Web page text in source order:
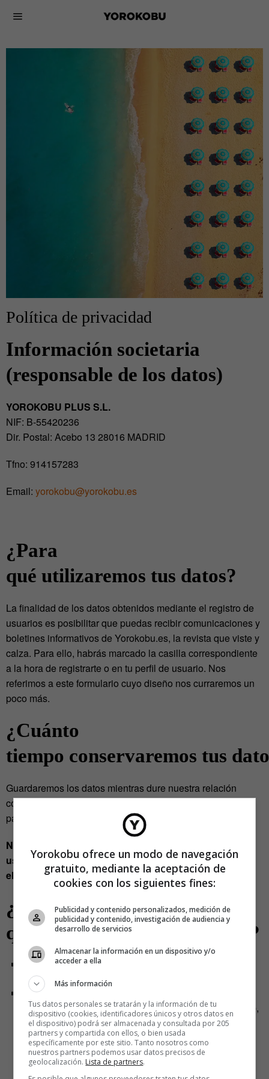
Política de privacidad
Información societaria
(responsable de los datos)
YOROKOBU PLUS S.L.
NIF: B-55420236
Dir. Postal: Acebo 13 28016 MADRID
Tfno: 914157283
Email: yorokobu@yorokobu.es
¿Para
qué utilizaremos tus datos?
La finalidad de los datos obtenidos mediante el registro de
usuarios es posibilitar que puedas recibir comunicaciones y
boletines informativos de Yorokobu.es, la revista que viste y
calza. Para ello, habrás marcado la casilla correspondiente
a la hora de registrarte o en tu perfil de usuario. Nos
referimos a este formulario cuyo diseño nos curraremos un
poco más.
¿Cuánto
tiempo conservaremos tus
Guardaremos los datos mientras dure nuestra relación
contigo (porfa, que sea mucho tiempo) y quieras formar
parte de la comunidad de Yorokobu.es.
No utilizamos tus datos para la creación de perfiles de
usuario o tomar decisiones automatizadas basadas en
ellos.
¿Con
quién compartimos tus datos?
No se realizará ningún tipo de cesión o transferencia a
terceros.
Cuando aceptas recibir las comunicaciones de
Yorokobuse realiza una cesión de datos a MailChimp,
servicio de envío de newsletters y que actua como
procesador de datos. El único dato obligatorio es el
estrictamente necesario para enviarte el boletín: la
dirección de correo electrónico. Si quieres, puedes
Yorokobu ofrece un modo de navegación
gratuito, mediante la aceptación de
cookies con los siguientes fines:
Publicidad y contenido personalizados, medición de
publicidad y contenido, investigación de audiencia y
desarrollo de servicios
Almacenar la información en un dispositivo y/o
acceder a ella
Más información
Tus datos personales se tratarán y la información de tu
dispositivo (cookies, identificadores únicos y otros datos en
el dispositivo) podrá ser almacenada y consultada por 205
partners y compartida con ellos, o bien usada
específicamente por este sitio. Tanto nosotros como
nuestros partners podemos usar datos precisos de
geolocalización. Lista de partners.